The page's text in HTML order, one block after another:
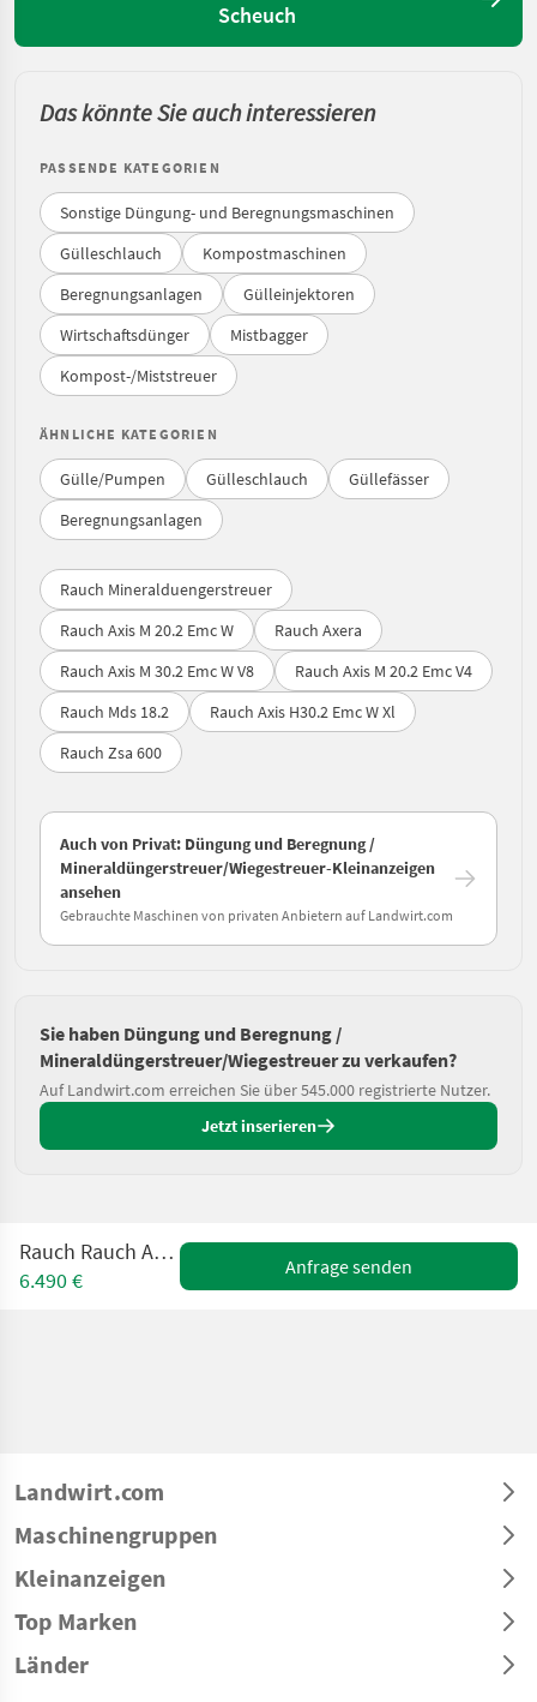
Scheuch
Das könnte Sie auch interessieren
PASSENDE KATEGORIEN
Sonstige Düngung- und Beregnungsmaschinen
Gülleschlauch
Kompostmaschinen
Beregnungsanlagen
Gülleinjektoren
Wirtschaftsdünger
Mistbagger
Kompost-/Miststreuer
ÄHNLICHE KATEGORIEN
Gülle/Pumpen Gülleschlauch
Güllefässer
Beregnungsanlagen
Rauch Mineralduengerstreuer
Rauch Axis M 20.2 Emc W
Rauch Axera
Rauch Axis M 30.2 Emc W V8
Rauch Axis M 20.2 Emc V4
Rauch Mds 18.2
Rauch Axis H30.2 Emc W Xl
Rauch Zsa 600
Auch von Privat: Düngung und Beregnung /
Mineraldüngerstreuer/Wiegestreuer-Kleinanzeigen
ansehen
Gebrauchte Maschinen von privaten Anbietern auf Landwirt.com
Sie haben Düngung und Beregnung /
Mineraldüngerstreuer/Wiegestreuer zu verkaufen?
Auf Landwirt.com erreichen Sie über 545.000 registrierte Nutzer.
Jetzt inserieren
Rauch Rauch AXERA H/EMC
6.490 €
Anfrage senden
Landwirt.com
Maschinengruppen
Kleinanzeigen
Top Marken
Länder